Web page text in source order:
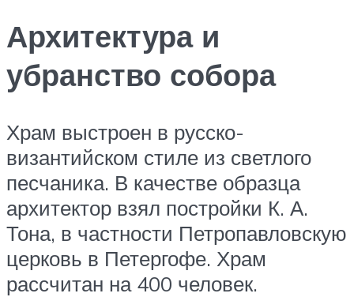
Архитектура и
убранство собора
Храм выстроен в русско-
византийском стиле из светлого
песчаника. В качестве образца
архитектор взял постройки К. А.
Тона, в частности Петропавловскую
церковь в Петергофе. Храм
рассчитан на 400 человек.